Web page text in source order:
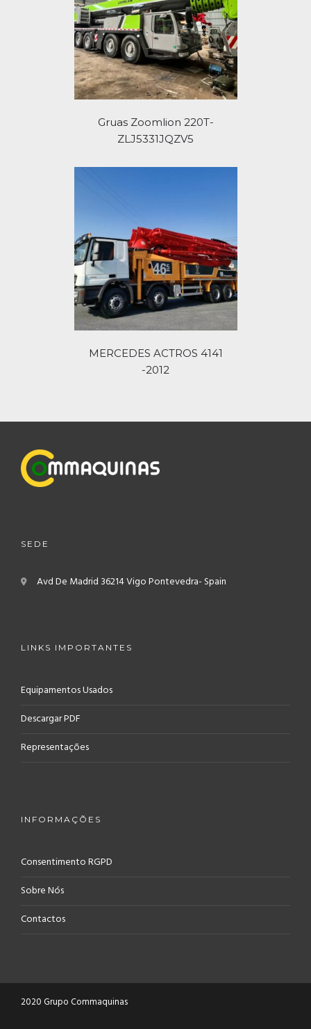
Gruas Zoomlion 220T-
ZLJ5331JQZV5
MERCEDES ACTROS 4141
-2012
SEDE
Avd De Madrid 36214 VigoPontevedra- Spain
LINKS IMPORTANTES
Equipamentos Usados
Descargar PDF
Representações
INFORMAÇÕES
Consentimento RGPD
Sobre Nós
Contactos
2020 Grupo Commaquinas